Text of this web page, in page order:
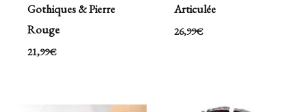
Gothiques & Pierre
Rouge
21,99€
Articulée
26,99€